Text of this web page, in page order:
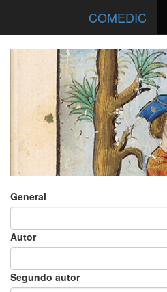
COMEDIC
General
Autor
Segundo autor